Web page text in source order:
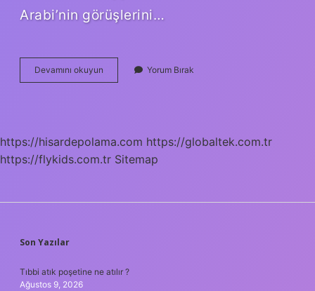
Arabi’nin görüşlerini…
Devamını okuyun
L
Yorum Bırak
https://hisardepolama.com https://globaltek.com.tr
https://flykids.com.tr Sitemap
SIDEBAR
Son Yazılar
Tıbbi atık poşetine ne atılır ?
Ağustos 9, 2026